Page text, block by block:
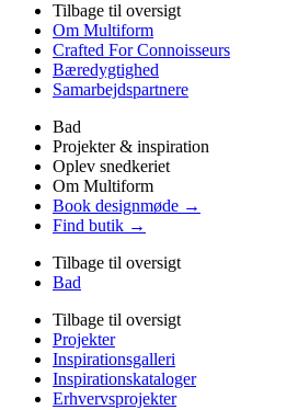
Tilbage til oversigt
Om Multiform
Crafted For Connoisseurs
Bæredygtighed
Samarbejdspartnere
Bad
Projekter & inspiration
Oplev snedkeriet
Om Multiform
Book designmøde →
Find butik →
Tilbage til oversigt
Bad
Tilbage til oversigt
Projekter
Inspirationsgalleri
Inspirationskataloger
Erhvervsprojekter